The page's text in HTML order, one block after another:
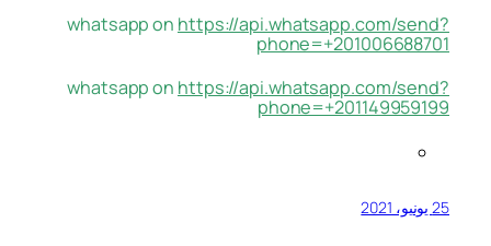
whatsapp on https://api.whatsapp.com/send?
phone=+201006688701
whatsapp on https://api.whatsapp.com/send?
phone=+201149959199
25 يونيو، 2021